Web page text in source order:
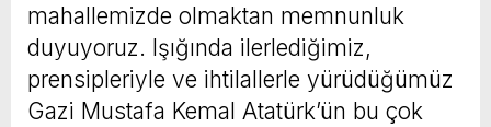
mahallemizde olmaktan memnunluk
duyuyoruz. Işığında ilerlediğimiz,
prensipleriyle ve ihtilallerle yürüdüğümüz
Gazi Mustafa Kemal Atatürk’ün bu çok